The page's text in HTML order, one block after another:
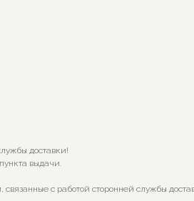
доставки!
выдачи.
с работой сторонней службы